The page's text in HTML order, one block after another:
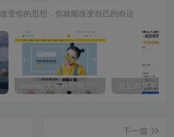
改变你的思想，你就能改变自己的命运
mishop大米外贸商城系统133种语言版本
下一篇